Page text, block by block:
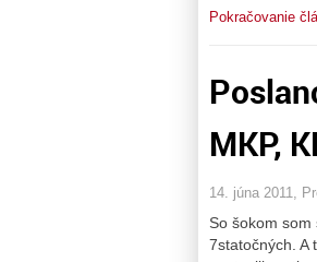
Pokračovanie
MKP,
14. júna 2011,
So šokom
7statočných. A